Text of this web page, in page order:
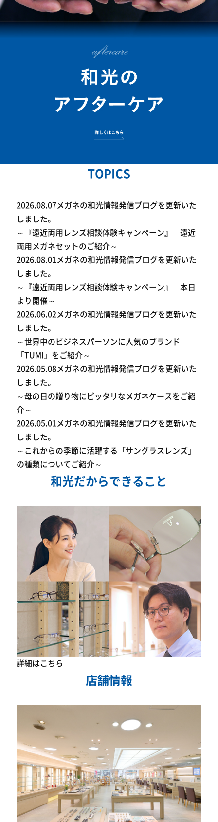
TOPICS
2026.08.07メガネの和光情報発信ブログを更新いた
しました。
～『遠近両用レンズ相談体験キャンペーン』 遠近
両用メガネセットのご紹介～
2026.08.01 メガネの和光情報発信ブログを更新いた
しました。
～『遠近両用レンズ相談体験キャンペーン』 本日
より開催～
2026.06.02 メガネの和光情報発信ブログを更新いた
しました。
～世界中のビジネスパーソンに人気のブランド
「TUMI」をご紹介～
2026.05.08メガネの和光情報発信ブログを更新いた
しました。
～母の日の贈り物にピッタリなメガネケースをご紹
介～
2026.05.01 メガネの和光情報発信ブログを更新いた
しました。
～これからの季節に活躍する「サングラスレンズ」
の種類についてご紹介～
和光だからできること
詳細はこちら
店舗情報